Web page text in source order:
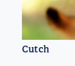
Cutch